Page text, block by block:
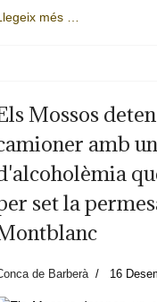
més …
Mossos
amb
set la
de Barberà 16